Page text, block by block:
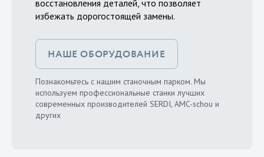
восстановления деталей, что позволяет
избежать дорогостоящей замены.
НАШЕ ОБОРУДОВАНИЕ
Познакомьтесь с нашим станочным парком. Мы
используем профессиональные станки лучших
современных производителей SERDI, AMC-schou и
других